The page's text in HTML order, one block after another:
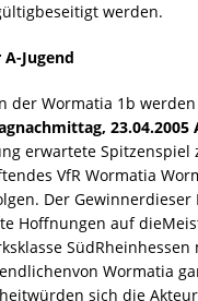
werden.
Jugend
der Wormatia 1b werden
23.04.2005
erwartete Spitzenspiel
VfR Wormatia
Der Gewinnerdieser
Hoffnungen auf
SüdRheinhessen
Wormatia
sich die